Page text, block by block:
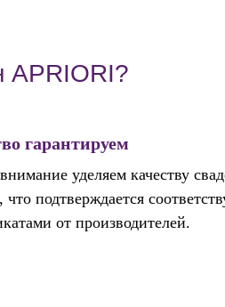
APRIORI?
гарантируем
уделяем качеству
что подтверждается
от производителей.